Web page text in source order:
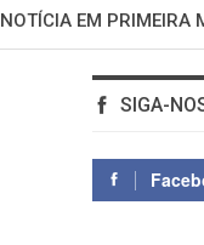
NOTÍCIA EM PRIMEIRA
SIGA-